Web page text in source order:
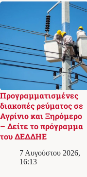
Προγραμματισμένες
διακοπές ρεύματος σε
Αγρίνιο και Ξηρόμερο
– Δείτε το πρόγραμμα
του ΔΕΔΔΗΕ
7 Αυγούστου 2026,
16:13